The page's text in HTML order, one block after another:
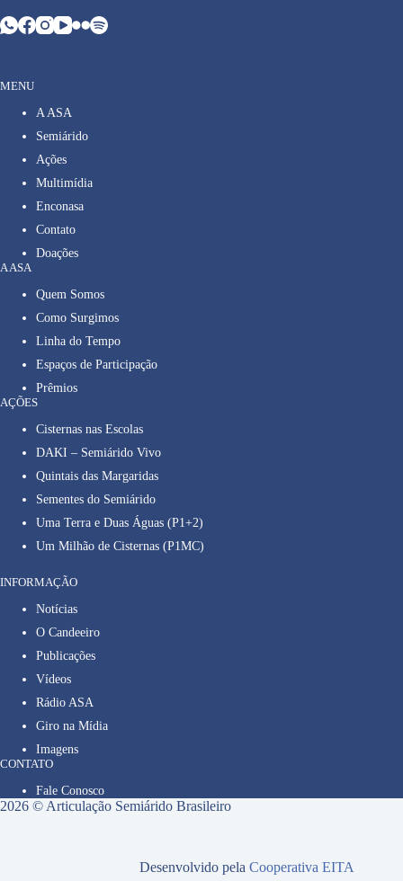
MENU
A ASA
Semiárido
Ações
Multimídia
Enconasa
Contato
Doações
A ASA
Quem Somos
Como Surgimos
Linha do Tempo
Espaços de Participação
Prêmios
AÇÕES
Cisternas nas Escolas
DAKI – Semiárido Vivo
Quintais das Margaridas
Sementes do Semiárido
Uma Terra e Duas Águas (P1+2)
Um Milhão de Cisternas (P1MC)
INFORMAÇÃO
Notícias
O Candeeiro
Publicações
Vídeos
Rádio ASA
Giro na Mídia
Imagens
CONTATO
Fale Conosco
2026 © Articulação Semiárido Brasileiro
Desenvolvido pelaCooperativa EITA